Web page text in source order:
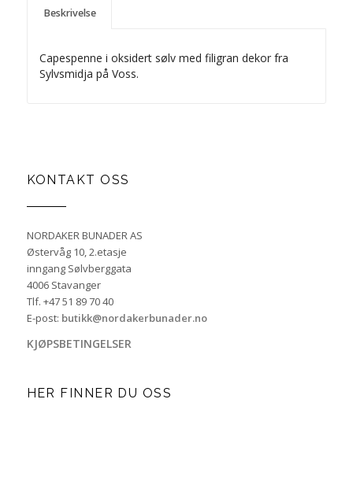
Beskrivelse
Capespenne i oksidert sølv med filigran dekor fra
Sylvsmidja på Voss.
KONTAKT OSS
NORDAKER BUNADER AS
Østervåg 10, 2.etasje
inngang Sølvberggata
4006 Stavanger
Tlf. +47 51 89 70 40
E-post: butikk@nordakerbunader.no
KJØPSBETINGELSER
HER FINNER DU OSS